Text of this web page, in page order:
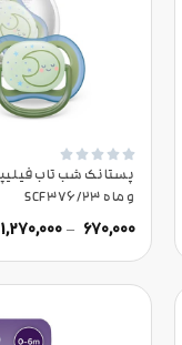





و ماه SCF376/23
670,000
–
1,270,000